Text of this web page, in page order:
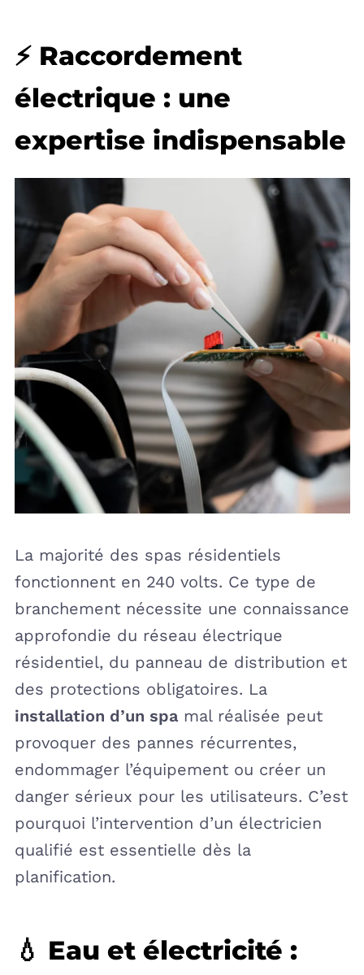
⚡ Raccordement
électrique : une
expertise indispensable
La majorité des spas résidentiels
fonctionnent en 240 volts. Ce type de
branchement nécessite une connaissance
approfondie du réseau électrique
résidentiel, du panneau de distribution et
des protections obligatoires. La
installation d’un spamal réalisée peut
provoquer des pannes récurrentes,
endommager l’équipement ou créer un
danger sérieux pour les utilisateurs. C’est
pourquoi l’intervention d’un électricien
qualifié est essentielle dès la
planification.
💧 Eau et électricité :